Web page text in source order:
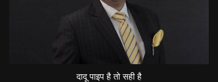
दादू पाइप है तो सही है